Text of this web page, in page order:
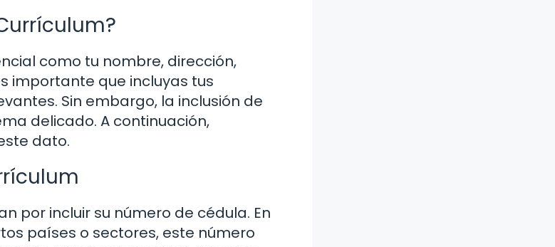
como tu nombre, dirección,
importante que incluyas tus
Sin embargo, la inclusión de
delicado. A continuación,
dato.
por incluir su número de cédula. En
países o sectores, este número